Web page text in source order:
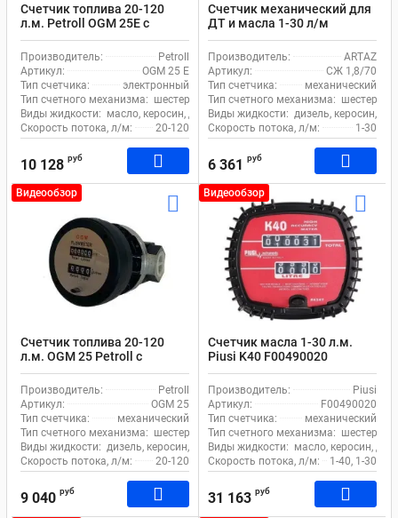
Счетчик топлива 20-120
л.м. Petroll OGM 25Е с
шестернями
Производитель:
Petroll
Артикул:
OGM 25 Е
Тип счетчика:
электронный
Тип счетного механизма: шестерни
Виды жидкости: масло, керосин, дизель
Скорость потока, л/м:
20-120
10 128 руб
Счетчик механический для
ДТ и масла 1-30 л/м
шестеренчатый OGM-15M
СЖ-1,8/70
Производитель:
ARTAZ
Артикул:
СЖ 1,8/70
Тип счетчика:
механический
Тип счетного механизма: шестерни
Виды жидкости: дизель, керосин,
Скорость потока, л/м:
1-30
6 361 руб
Видеообзор
Счетчик топлива 20-120
л.м. OGM 25 Petroll с
шестернями для бензина и
масла
Производитель:
Petroll
Артикул:
OGM 25
Тип счетчика:
механический
Тип счетного механизма: шестерни
Виды жидкости: дизель, керосин, бензин, масло, кислота, химия
Скорость потока, л/м:
20-120
9 040 руб
Видеообзор
Счетчик масла 1-30 л.м.
Piusi K40 F00490020
Производитель:
Piusi
Артикул:
F00490020
Тип счетчика:
механический
Тип счетного механизма: шестерни
Виды жидкости: масло, керосин,
Скорость потока, л/м:
1-40, 1-30
31 163 руб